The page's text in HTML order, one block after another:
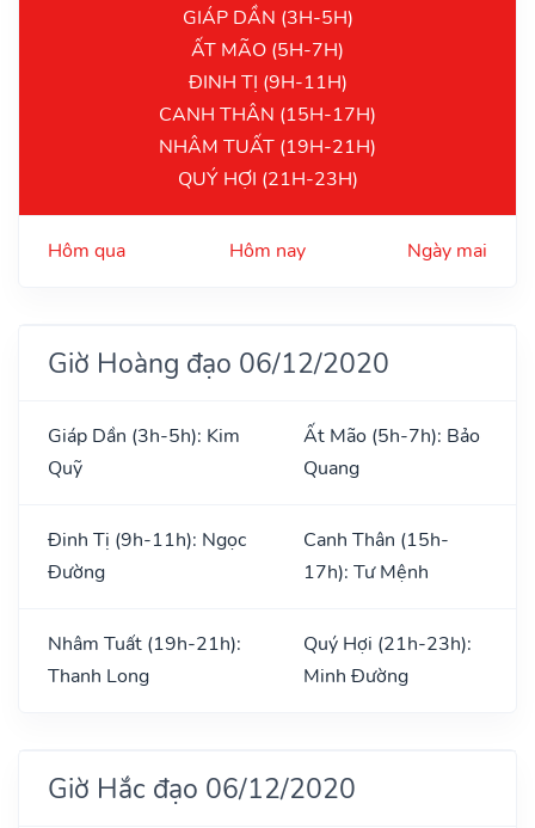
GIÁP DẦN (3H-5H)
ẤT MÃO (5H-7H)
ĐINH TỊ (9H-11H)
CANH THÂN (15H-17H)
NHÂM TUẤT (19H-21H)
QUÝ HỢI (21H-23H)
Hôm qua Hôm nay Ngày mai
Giờ Hoàng đạo 06/12/2020
Giáp Dần (3h-5h): Kim
Quỹ
Ất Mão (5h-7h): Bảo
Quang
Đinh Tị (9h-11h): Ngọc
Đường
Canh Thân (15h-
17h): Tư Mệnh
Nhâm Tuất (19h-21h):
Thanh Long
Quý Hợi (21h-23h):
Minh Đường
Giờ Hắc đạo 06/12/2020